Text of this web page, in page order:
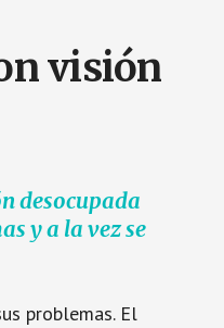
visión
desocupada
y a la vez se
problemas. El